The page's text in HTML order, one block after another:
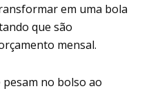
em uma bola
que são
mensal.
no bolso ao